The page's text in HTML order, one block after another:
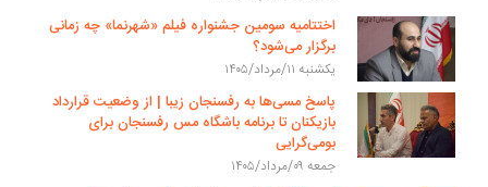
اختتامیه سومین جشنواره فیلم «شهرنما» چه زمانی
برگزار می‌شود؟
یکشنبه ۱۱/مرداد/۱۴۰۵
پاسخ مسی‌ها به رفسنجان زیبا | از وضعیت قرارداد
بازیکنان تا برنامه باشگاه مس رفسنجان برای
بومی‌گرایی
جمعه ۰۹/مرداد/۱۴۰۵